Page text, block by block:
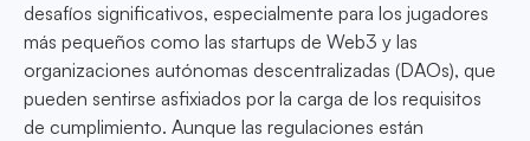
desafíos significativos, especialmente para los jugadores
más pequeños como las startups de Web3 y las
organizaciones autónomas descentralizadas (DAOs), que
pueden sentirse asfixiados por la carga de los requisitos
de cumplimiento. Aunque las regulaciones están